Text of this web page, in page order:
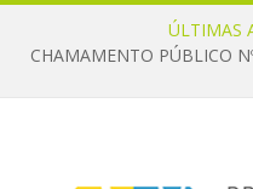
ÚLTIMAS